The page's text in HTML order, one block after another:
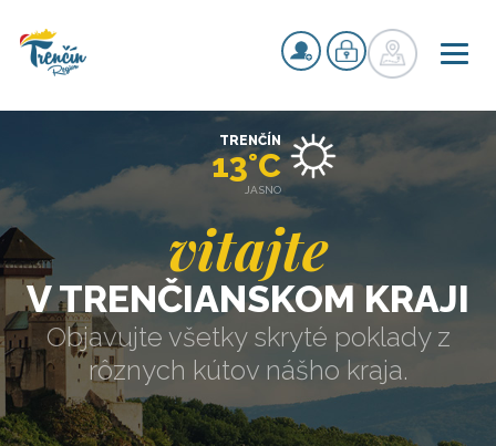
vitajte
V TRENČIANSKOM KRAJI
Objavujte všetky skryté poklady z
rôznych kútov nášho kraja.
TRENČÍN
13°C
JASNO